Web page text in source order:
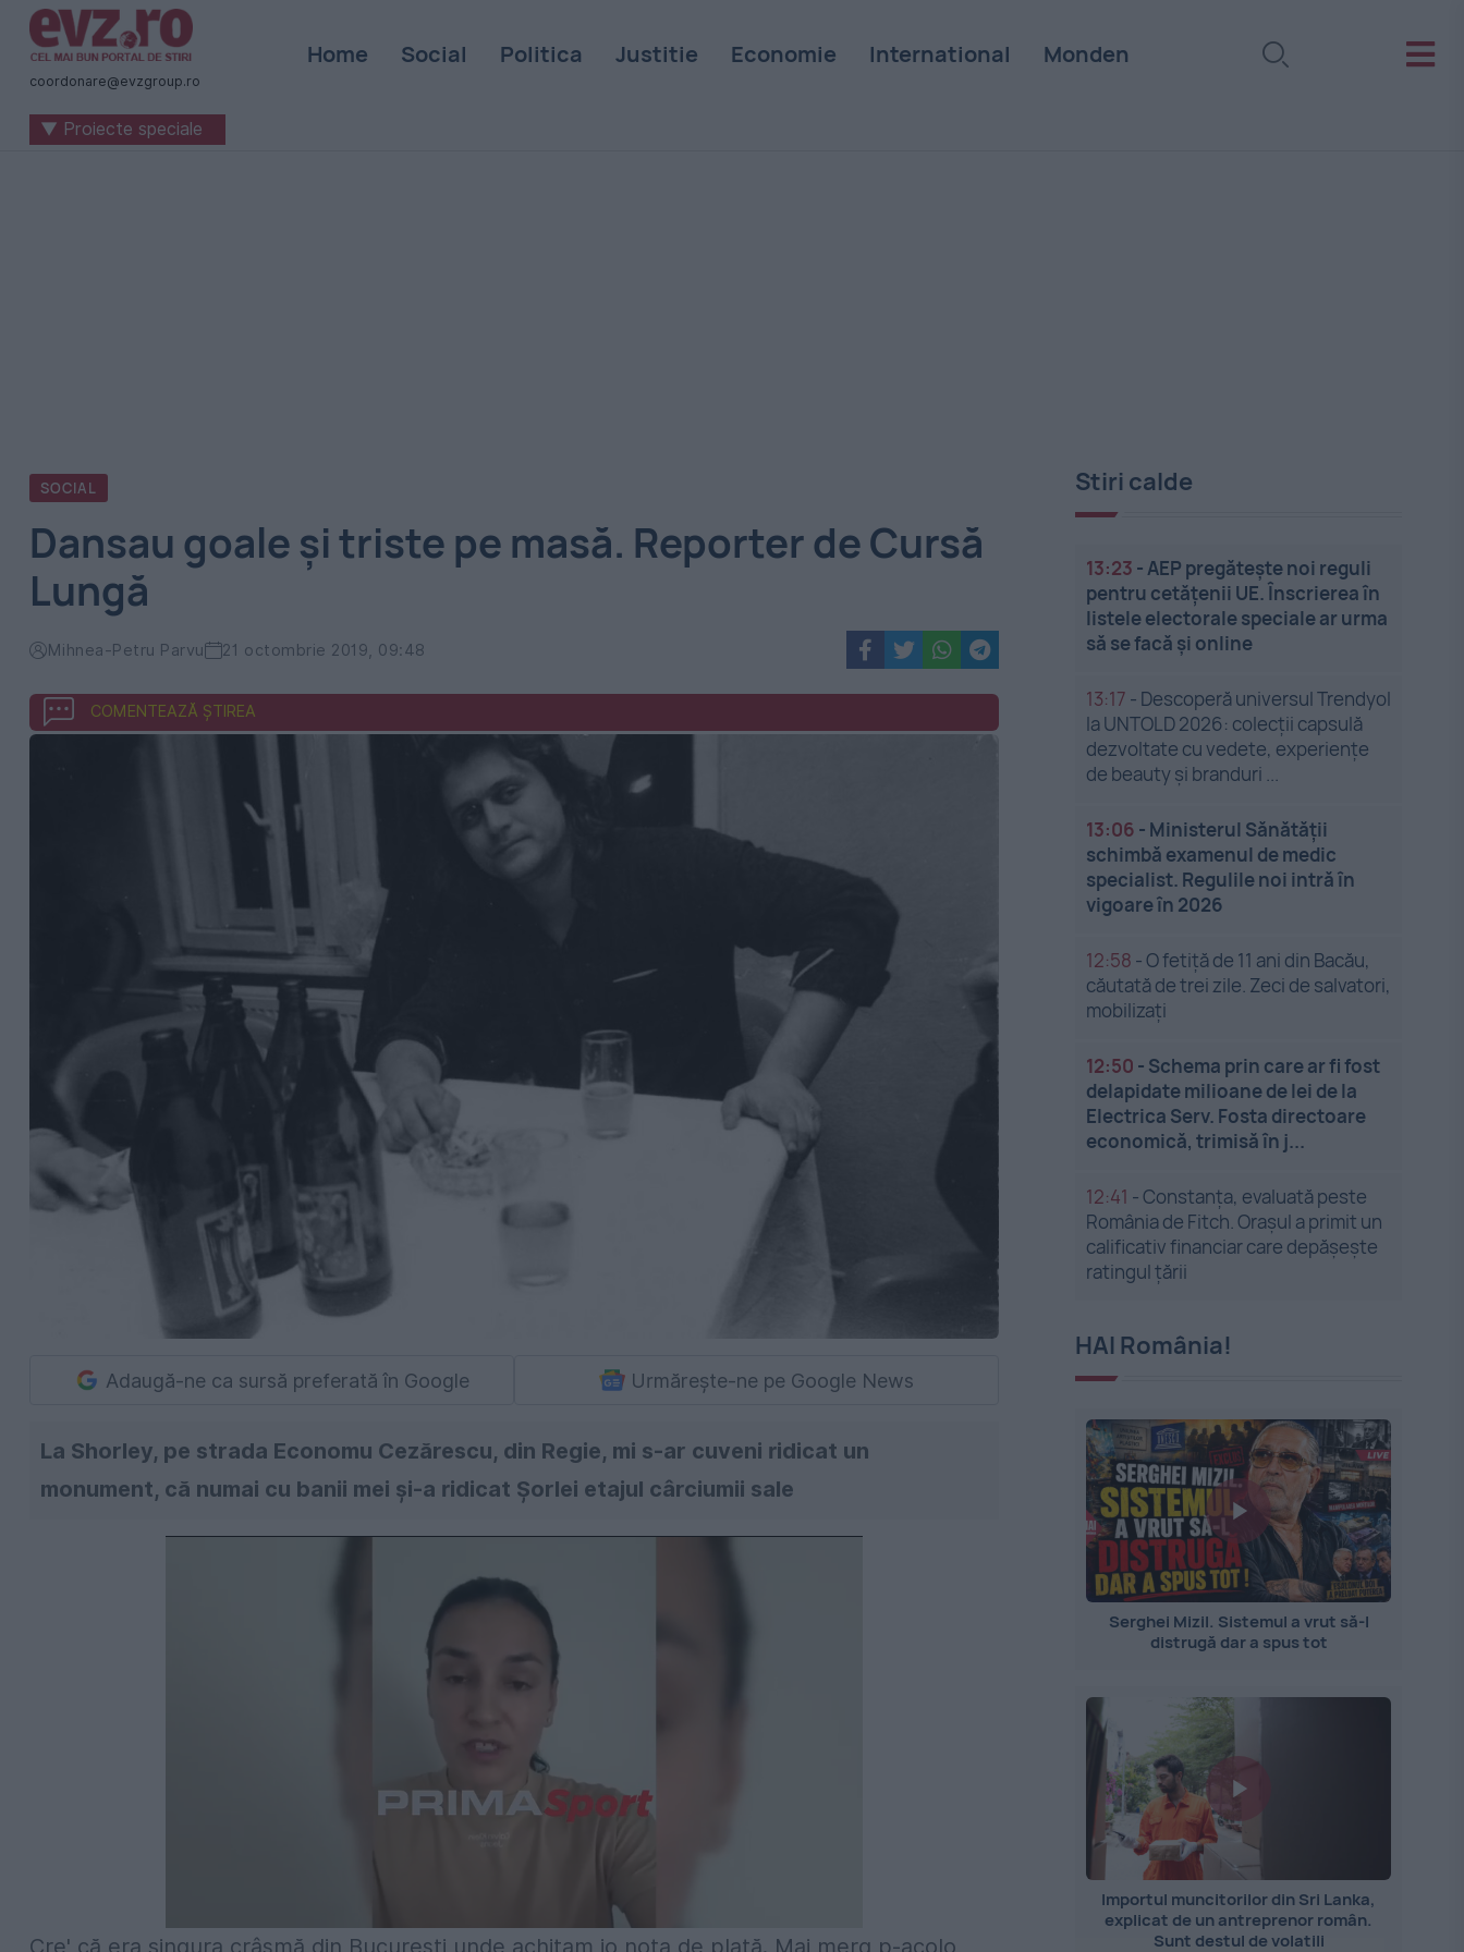
Știri
naționale
internaționale
coordonare@evzgroup.ro
Home Social Politica Justitie Economie International Monden
▼ Proiecte speciale
SOCIAL
Dansau goale și triste pe masă. Reporter de Cursă
Lungă
Mihnea-Petru Parvu 21 octombrie 2019, 09:48
COMENTEAZĂ ȘTIREA
Adaugă-ne ca sursă preferată în Google Urmărește-ne pe Google News
La Shorley, pe strada Economu Cezărescu, din Regie, mi s-ar cuveni ridicat un
monument, că numai cu banii mei și-a ridicat Șorlei etajul cârciumii sale
Stiri calde
13:23 -AEP pregătește noi reguli
pentru cetățenii UE. Înscrierea în
listele electorale speciale ar urma
să se facă și online
13:17 - Descoperă universul Trendyol
la UNTOLD 2026: colecții capsulă
dezvoltate cu vedete, experiențe
de beauty și branduri ...
13:06 - Ministerul Sănătății
schimbă examenul de medic
specialist. Regulile noi intră în
vigoare în 2026
12:58 -O fetiță de 11 ani din Bacău,
căutată de trei zile. Zeci de salvatori,
mobilizați
12:50 - Schema prin care ar fi fost
delapidate milioane de lei de la
Electrica Serv. Fosta directoare
economică, trimisă în j...
12:41 -Constanța, evaluată peste
România de Fitch. Orașul a primit un
calificativ financiar care depășește
ratingul țării
HAI România!
Serghei Mizil. Sistemul a vrut să-l
distrugă dar a spus tot
Importul muncitorilor din Sri Lanka,
explicat de un antreprenor român.
Sunt destul de volatili